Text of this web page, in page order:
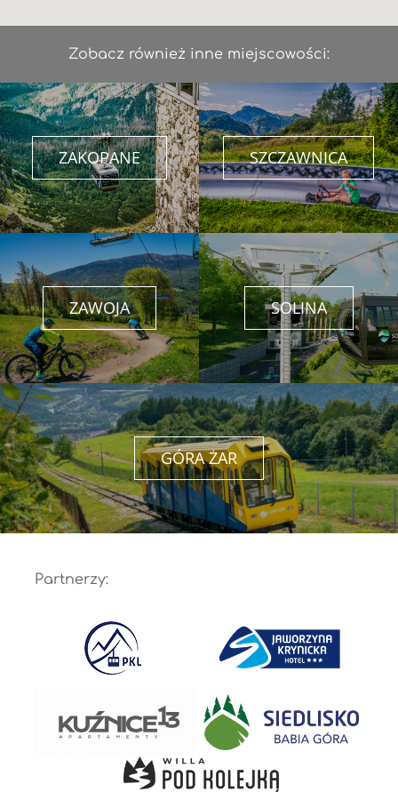
Zobacz również inne miejscowości:
ZAKOPANE SZCZAWNICA
ZAWOJA SOLINA
GÓRA ŻAR
Partnerzy: